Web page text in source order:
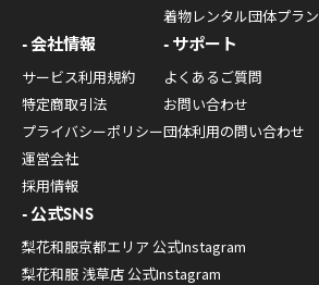
着物レンタル団体プラン
会社情報
サービス利用規約
特定商取引法
プライバシーポリシー
運営会社
採用情報
サポート
よくあるご質問
お問い合わせ
団体利用の問い合わせ
公式SNS
梨花和服京都エリア 公式Instagram
梨花和服 浅草店 公式Instagram